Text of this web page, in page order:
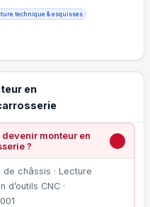
technique & esquisses
en
monteur en
?
de châssis · Lecture
CNC ·